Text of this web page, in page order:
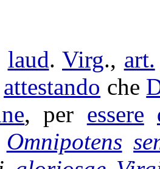
laud.Virg., art.
attestando che
, per essere
Omnipotens